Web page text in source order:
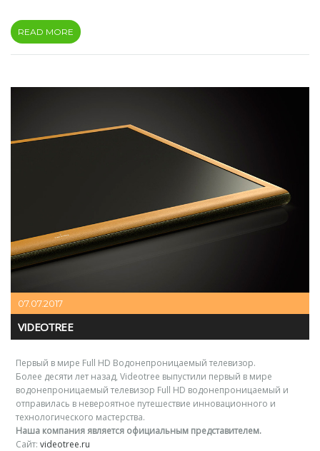
READ MORE
07.07.2017
VIDEOTREE
Первый в мире Full HD Водонепроницаемый телевизор.
Более десяти лет назад, Videotree выпустили первый в мире
водонепроницаемый телевизор Full HD водонепроницаемый и
отправилась в невероятное путешествие инновационного и
технологического мастерства.
Наша компания является официальным представителем.
Сайт: videotree.ru